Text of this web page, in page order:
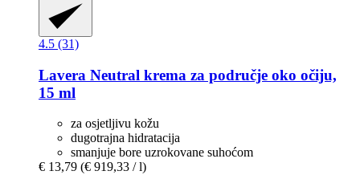
4.5 (31)
Lavera Neutral krema za područje oko očiju,
15 ml
za osjetljivu kožu
dugotrajna hidratacija
smanjuje bore uzrokovane suhoćom
€ 13,79 (€ 919,33 / l)